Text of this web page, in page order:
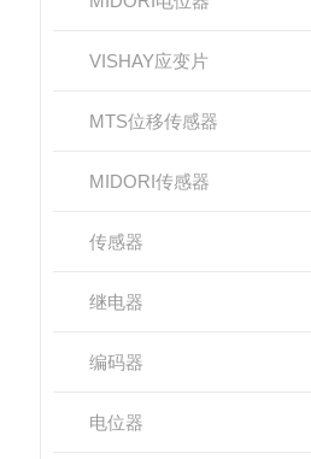
VISHAY应变片
MTS位移传感器
MIDORI传感器
传感器
继电器
编码器
电位器